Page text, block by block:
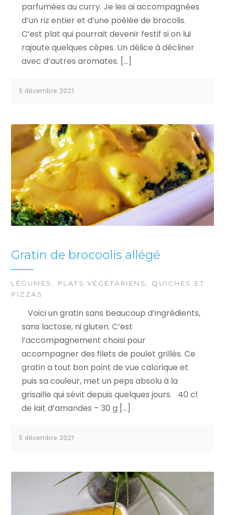
parfumées au curry. Je les ai accompagnées
d’un riz entier et d’une poêlée de brocolis.
C’est plat qui pourrait devenir festif si on lui
rajoute quelques cèpes. Un délice à décliner
avec d’autres aromates. […]
5 décembre 2021
Gratin de brocoolis allégé
LÉGUMES , PLATS VÉGÉTARIENS , QUICHES ET
PIZZAS
Voici un gratin sans beaucoup d’ingrédients,
sans lactose, ni gluten. C’est
l’accompagnement choisi pour
accompagner des filets de poulet grillés. Ce
gratin a tout bon point de vue calorique et
puis sa couleur, met un peps absolu à la
grisaille qui sévit depuis quelques jours. 40 cl
de lait d’amandes – 30 g […]
5 décembre 2021